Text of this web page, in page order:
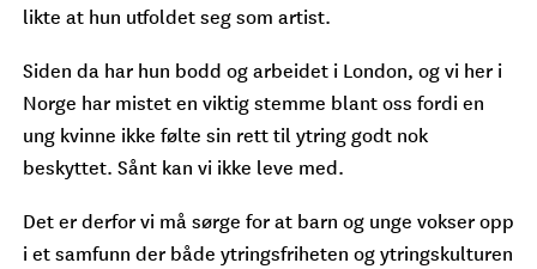
likte at hun utfoldet seg som artist.
Siden da har hun bodd og arbeidet i London, og vi her i
Norge har mistet en viktig stemme blant oss fordi en
ung kvinne ikke følte sin rett til ytring godt nok
beskyttet. Sånt kan vi ikke leve med.
Det er derfor vi må sørge for at barn og unge vokser opp
i et samfunn der både ytringsfriheten og ytringskulturen